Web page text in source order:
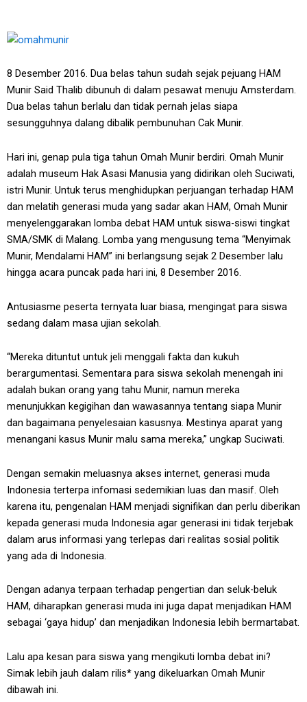
8 Desember 2016. Dua belas tahun sudah sejak pejuang HAM
Munir Said Thalib dibunuh di dalam pesawat menuju Amsterdam.
Dua belas tahun berlalu dan tidak pernah jelas siapa
sesungguhnya dalang dibalik pembunuhan Cak Munir.
Hari ini, genap pula tiga tahun Omah Munir berdiri. Omah Munir
adalah museum Hak Asasi Manusia yang didirikan oleh Suciwati,
istri Munir. Untuk terus menghidupkan perjuangan terhadap HAM
dan melatih generasi muda yang sadar akan HAM, Omah Munir
menyelenggarakan lomba debat HAM untuk siswa-siswi tingkat
SMA/SMK di Malang. Lomba yang mengusung tema “Menyimak
Munir, Mendalami HAM” ini berlangsung sejak 2 Desember lalu
hingga acara puncak pada hari ini, 8 Desember 2016.
Antusiasme peserta ternyata luar biasa, mengingat para siswa
sedang dalam masa ujian sekolah.
“Mereka dituntut untuk jeli menggali fakta dan kukuh
berargumentasi. Sementara para siswa sekolah menengah ini
adalah bukan orang yang tahu Munir, namun mereka
menunjukkan kegigihan dan wawasannya tentang siapa Munir
dan bagaimana penyelesaian kasusnya. Mestinya aparat yang
menangani kasus Munir malu sama mereka,” ungkap Suciwati.
Dengan semakin meluasnya akses internet, generasi muda
Indonesia terterpa infomasi sedemikian luas dan masif. Oleh
karena itu, pengenalan HAM menjadi signifikan dan perlu diberikan
kepada generasi muda Indonesia agar generasi ini tidak terjebak
dalam arus informasi yang terlepas dari realitas sosial politik
yang ada di Indonesia.
Dengan adanya terpaan terhadap pengertian dan seluk-beluk
HAM, diharapkan generasi muda ini juga dapat menjadikan HAM
sebagai ‘gaya hidup’ dan menjadikan Indonesia lebih bermartabat.
Lalu apa kesan para siswa yang mengikuti lomba debat ini?
Simak lebih jauh dalam rilis* yang dikeluarkan Omah Munir
dibawah ini.